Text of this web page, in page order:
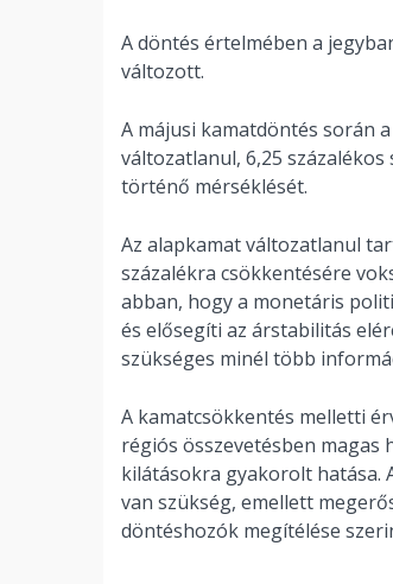
A döntés értelmében a
változott.
A májusi kamatdöntés során
változatlanul, 6,25
történő mérséklését.
Az alapkamat változatlanul
százalékra csökkentésére
abban, hogy a monetáris
és elősegíti az árstabilitás
szükséges minél több
A kamatcsökkentés melletti
régiós összevetésben magas
kilátásokra gyakorolt hatása.
van szükség, emellett
döntéshozók megítélése